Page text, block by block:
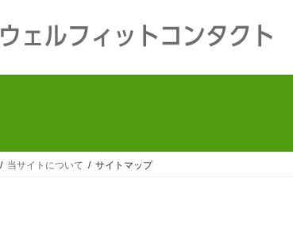
ウェルフィットコンタクト
当サイトについて サイトマップ